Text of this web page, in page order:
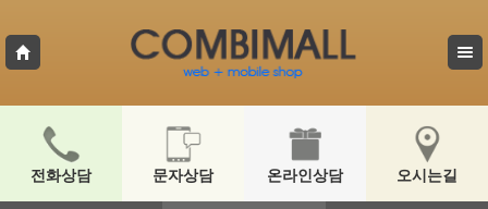
전화상담 문자상담 온라인상담 오시는길